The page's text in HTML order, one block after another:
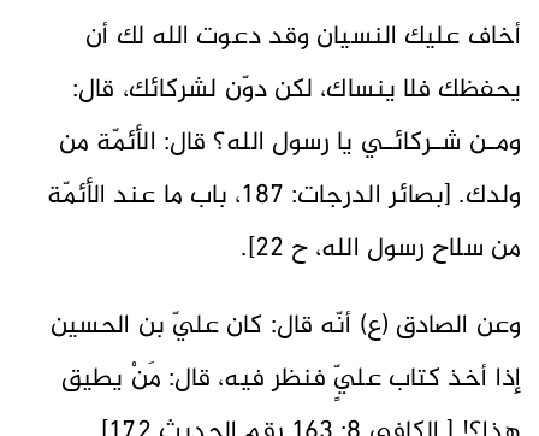
أخاف عليك النسيان وقد دعوت الله لك أن
يحفظك فلا ينساك، لكن دوّن لشركائك، قال:
ومـن شـركائـي يا رسول الله؟ قال: الأئمّة من
ولدك. [بصائر الدرجات: 187، باب ما عند الأئمّة
من سلاح رسول الله، ح 22].
وعن الصادق (ع) أنّه قال: كان عليّ بن الحسين
إذا أخذ كتاب عليٍّ فنظر فيه، قال: مَنْ يطيق